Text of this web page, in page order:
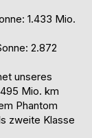
1.433 Mio.
2.872
unseres
Mio. km
Phantom
zweite Klasse